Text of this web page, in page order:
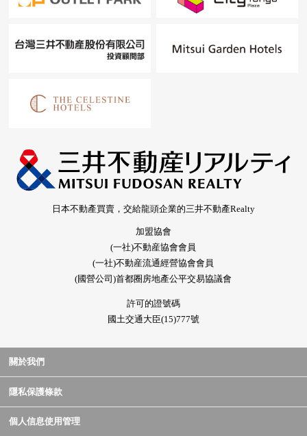
日本不動產買賣，交給龍頭企業的三井不動產Realty
加盟協會
(一社)不動産協會會員
(一社)不動産流通經營協會會員
(國營公司)首都圈房地產公平交易協議會
許可的證號碼
國土交通大臣(15)777號
關於我們
隱私保護條款
個人信息使用管理